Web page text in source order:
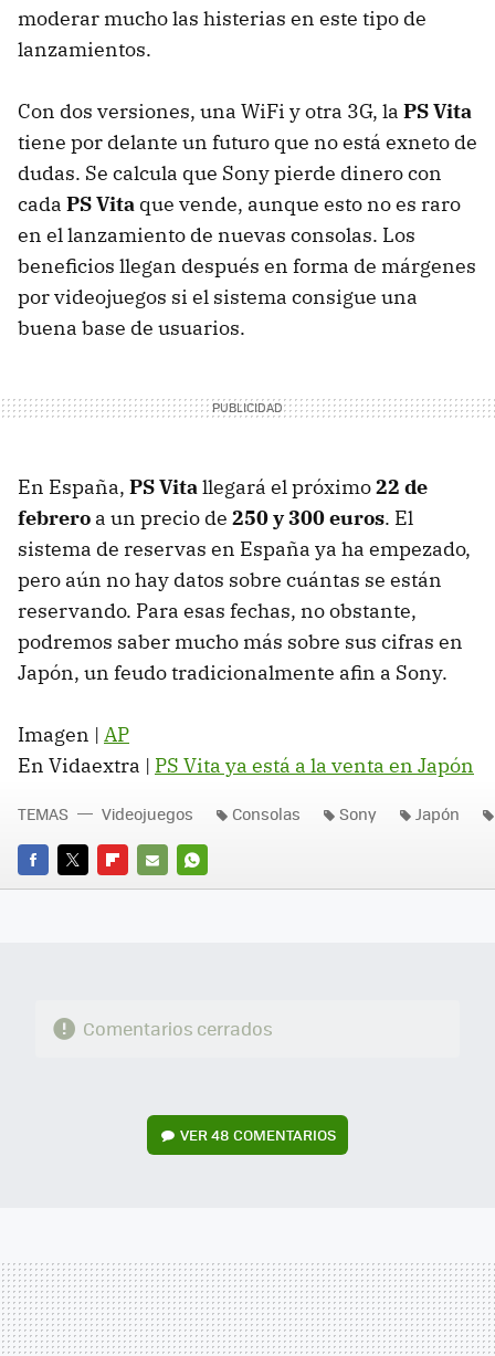
moderar mucho las histerias en este tipo de
lanzamientos.
Con dos versiones, una WiFi y otra 3G, la PS Vita
tiene por delante un futuro que no está exneto de
dudas. Se calcula que Sony pierde dinero con
cada PS Vita que vende, aunque esto no es raro
en el lanzamiento de nuevas consolas. Los
beneficios llegan después en forma de márgenes
por videojuegos si el sistema consigue una
buena base de usuarios.
En España, PS Vita llegará el próximo22 de
febrero a un precio de 250 y 300 euros. El
sistema de reservas en España ya ha empezado,
pero aún no hay datos sobre cuántas se están
reservando. Para esas fechas, no obstante,
podremos saber mucho más sobre sus cifras en
Japón, un feudo tradicionalmente afin a Sony.
Imagen | AP
En Vidaextra | PS Vita ya está a la venta en Japón
FACEBOOK
TWITTERFLIPBOARD
E-
WHATSAPP
TEMAS Videojuegos Consolas Sony Japón
Comentarios cerrados
VER48 COMENTARIOS